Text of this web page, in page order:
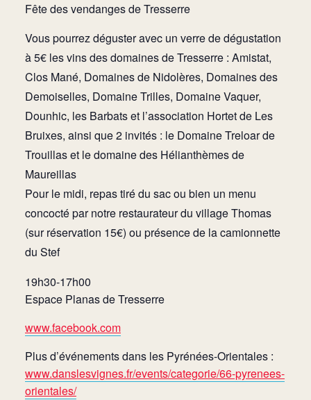
Fête des vendanges de Tresserre
Vous pourrez déguster avec un verre de dégustation
à 5€ les vins des domaines de Tresserre : Amistat,
Clos Mané, Domaines de Nidolères, Domaines des
Demoiselles, Domaine Trilles, Domaine Vaquer,
Dounhic, les Barbats et l’association Hortet de Les
Bruixes, ainsi que 2 invités : le Domaine Treloar de
Trouillas et le domaine des Hélianthèmes de
Maureillas
Pour le midi, repas tiré du sac ou bien un menu
concocté par notre restaurateur du village Thomas
(sur réservation 15€) ou présence de la camionnette
du Stef
19h30-17h00
Espace Planas de Tresserre
www.facebook.com
Plus d’événements dans les Pyrénées-Orientales :
www.danslesvignes.fr/events/categorie/66-pyrenees-
orientales/